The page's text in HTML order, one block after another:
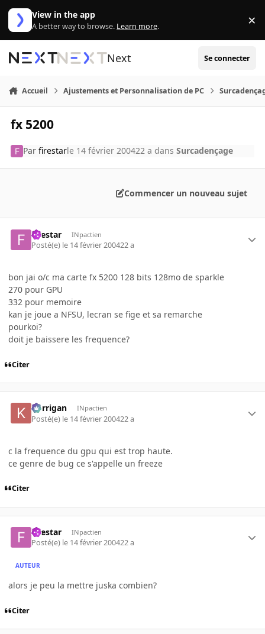
Aller au contenu
View in the app
A better way to browse. Learn more. ×
Next Se connecter
Accueil Ajustements et Personnalisation de PC
fx 5200
Parfirestarle 14 février 200422 a dansSurcadençage
Commencer un nouveau sujet
firestar INpactien
Posté(e) le 14 février 200422 a
bon jai o/c ma carte fx 5200 128 bits 128mo de sparkle
270 pour GPU
332 pour memoire
kan je joue a NFSU, lecran se fige et sa remarche
pourkoi?
doit je baissere les frequence?
Citer
korrigan INpactien
Posté(e) le 14 février 200422 a
c la frequence du gpu qui est trop haute.
ce genre de bug ce s'appelle un freeze
Citer
firestar INpactien
Posté(e) le 14 février 200422 a
AUTEUR
alors je peu la mettre juska combien?
Citer